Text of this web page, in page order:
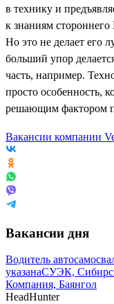
в технику и
к знаниям
Но это не делает его
больший упор
часть, например.
просто особенность,
решающим фактором
Вакансии компании
Вакансии дня
Водитель
указанаСУЭК,
Компания, Баянгол
HeadHunter